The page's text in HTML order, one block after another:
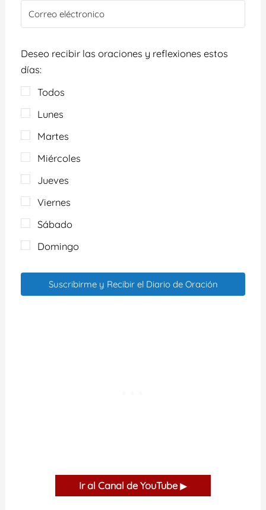
Deseo recibir las oraciones y reflexiones estos
días:
Todos
Lunes
Martes
Miércoles
Jueves
Viernes
Sábado
Domingo
Suscribirme y Recibir el Diario de Oración
Ir al Canal de YouTube ▶